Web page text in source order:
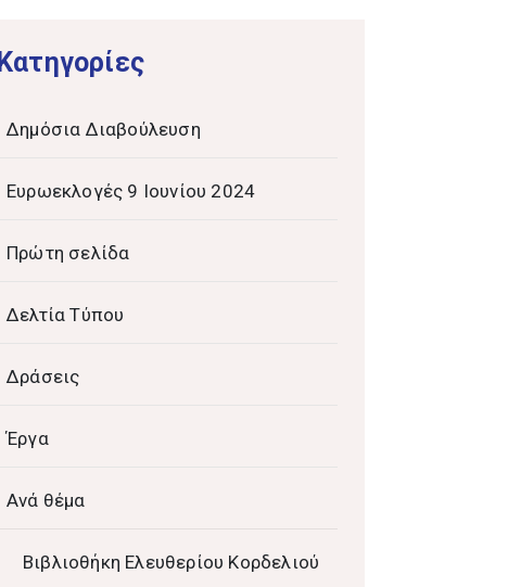
Kατηγορίες
Δημόσια Διαβούλευση
Ευρωεκλογές 9 Ιουνίου 2024
Πρώτη σελίδα
Δελτία Τύπου
Δράσεις
Έργα
Ανά θέμα
Βιβλιοθήκη Ελευθερίου Κορδελιού